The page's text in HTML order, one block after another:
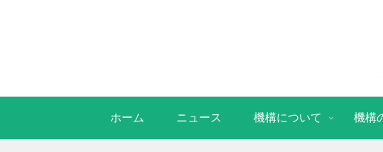
ホーム ニュース 機構について 機構